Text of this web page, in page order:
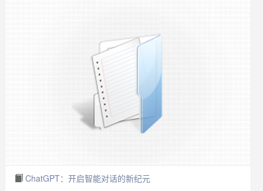
ChatGPT：开启智能对话的新纪元